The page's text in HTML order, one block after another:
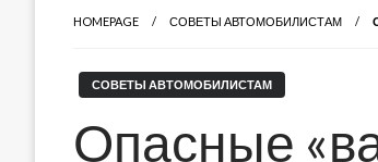
HOMEPAGE СОВЕТЫ АВТОМОБИЛИСТАМ
СОВЕТЫ АВТОМОБИЛИСТАМ
Опасные